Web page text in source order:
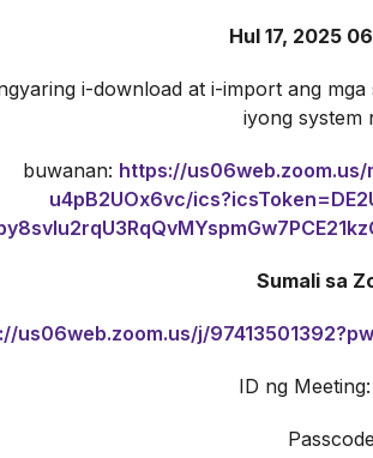
Hul 17, 2025
i-download at i-import ang
iyong system
buwanan: https://us06web.zoom.us/
u4pB2UOx6vc/
Sumali sa
us06web.zoom.us/j/
ID ng